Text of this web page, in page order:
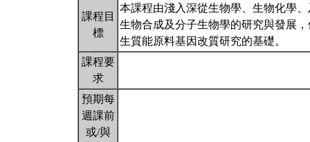
課程目
標
本課程由淺入深從生物學、生物化學
生物合成及分子生物學的研究與發展
生質能原料基因改質研究的基礎。
課程要
求
預期每
週課前
或/與